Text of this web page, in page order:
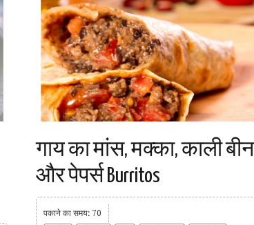
गाय का मांस, मक्का, काली
और पेपर्स Burritos
पकाने का समय: 70